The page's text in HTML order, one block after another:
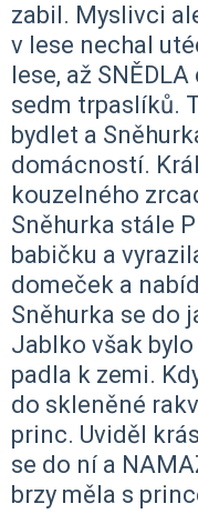
zabil. Myslivci
v lese nechal
lese, až
sedm trpaslíků.
bydlet a
domácností.
kouzelného
Sněhurka stále
babičku a
domeček a
Sněhurka se do
Jablko však
padla k zemi.
do skleněné
princ. Uviděl
se do ní a
brzy měla s